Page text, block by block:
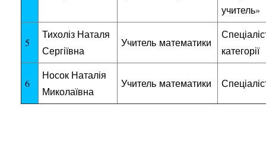
учитель»
5
Тихоліз Наталя
Сергіївна
Учитель математики
категорії
6
Носок Наталія
Миколаївна
Учитель математики